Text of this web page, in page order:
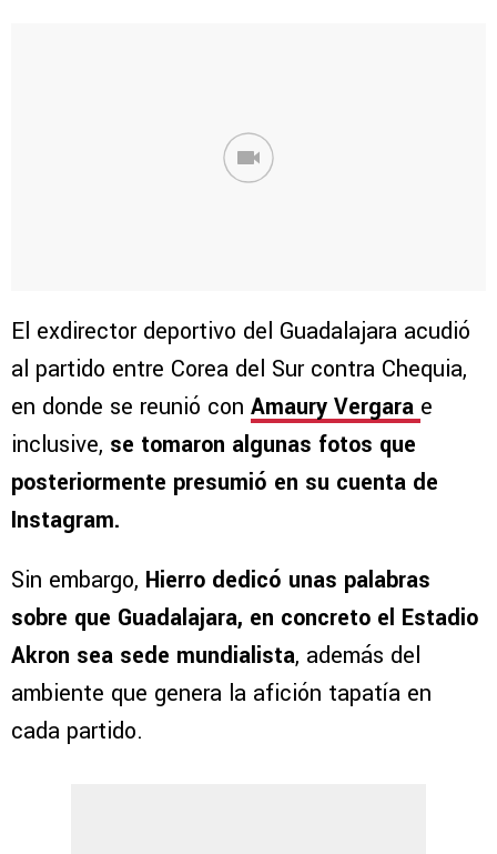
El exdirector deportivo del Guadalajara acudió
al partido entre Corea del Sur contra Chequia,
en donde se reunió con Amaury Vergara e
inclusive, se tomaron algunas fotos que
posteriormente presumió en su cuenta de
Instagram.
Sin embargo, Hierro dedicó unas palabras
sobre que Guadalajara, en concreto el Estadio
Akron sea sede mundialista, además del
ambiente que genera la afición tapatía en
cada partido.